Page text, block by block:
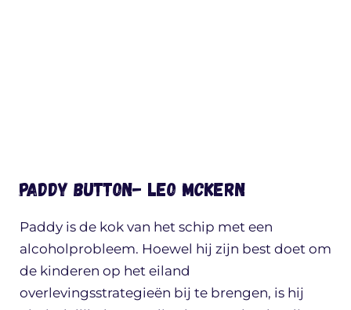
Paddy Button- Leo McKern
Paddy is de kok van het schip met een
alcoholprobleem. Hoewel hij zijn best doet om
de kinderen op het eiland
overlevingsstrategieën bij te brengen, is hij